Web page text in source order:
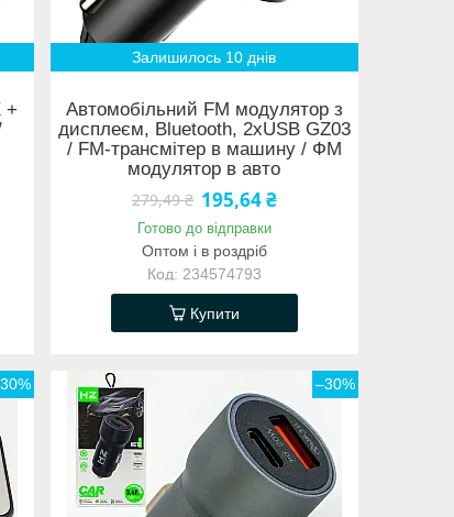
+
Залишилось 10 днів
Автомобільний FM модулятор з
дисплеєм, Bluetooth, 2хUSB GZ03
/ FM-трансмітер в машину / ФМ
модулятор в авто
279,49 ₴ 195,64 ₴
Готово до відправки
Оптом і в роздріб
234574793
Купити
–30%